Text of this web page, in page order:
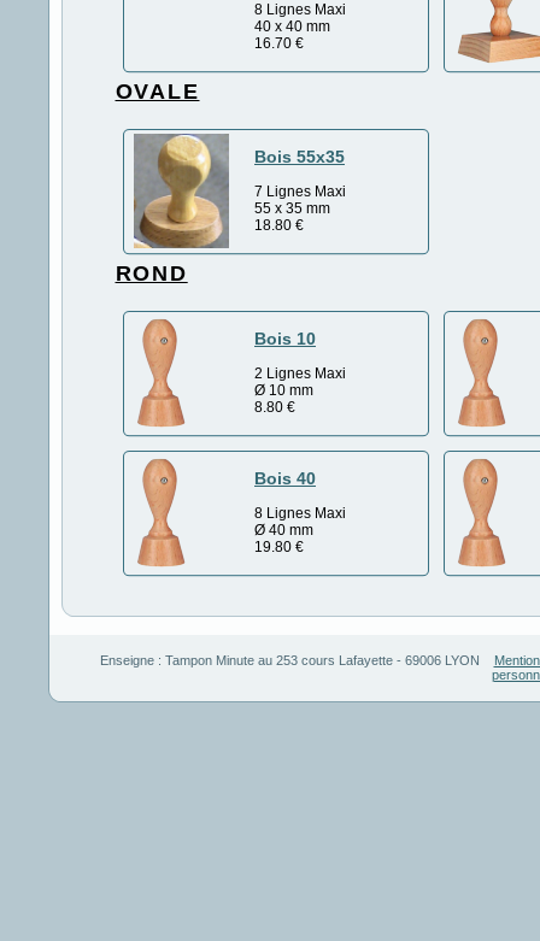
8 Lignes Maxi
40 x 40 mm
16.70 €
OVALE
Bois 55x35
7 Lignes Maxi
55 x 35 mm
18.80 €
ROND
Bois 10
2 Lignes Maxi
Ø 10 mm
8.80 €
Bois 40
8 Lignes Maxi
Ø 40 mm
19.80 €
Enseigne : Tampon Minuteau 253 cours Lafayette- 69006 LYON